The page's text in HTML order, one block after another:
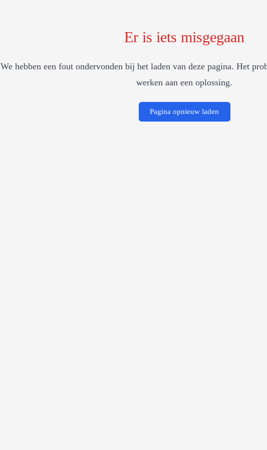
Er is iets misgegaan
We hebben een fout ondervonden bij het laden van deze pagina. Het
werken aan een oplossing.
Pagina opnieuw laden